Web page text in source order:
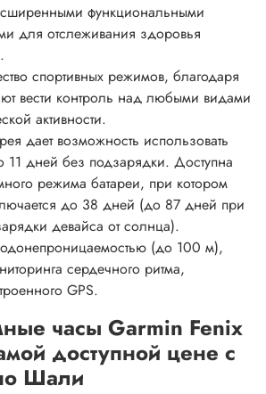
функциональными
для отслеживания здоровья
спортивных режимов, благодаря
вести контроль над любыми видами
активности.
дает возможность использовать
11 дней без подзарядки. Доступна
режима батареи, при котором
до 38 дней (до 87 дней при
девайса от солнца).
(до 100 м),
сердечного ритма,
GPS.
часы Garmin Fenix
доступной цене с
Шали